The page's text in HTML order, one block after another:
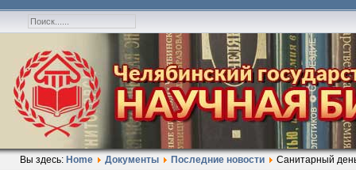
Вы здесь: Home Документы Последние новости
Санитарный